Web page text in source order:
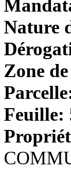
Nature
Zone
Feuille: